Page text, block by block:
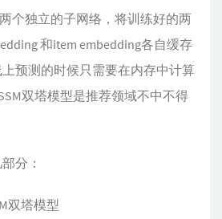
个独立的子网络，将训练好的两
和item embedding各自缓存
预测的时候只需要在内存中计算
双塔模型是推荐领域不中不得
分：
双塔模型